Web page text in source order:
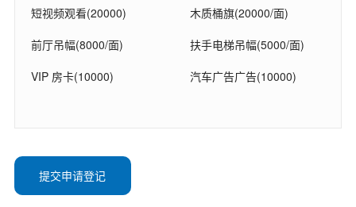
短视频观看(20000)
木质桶旗(20000/面)
前厅吊幅(8000/面)
扶手电梯吊幅(5000/面)
VIP 房卡(10000)
汽车广告广告(10000)
提交申请登记